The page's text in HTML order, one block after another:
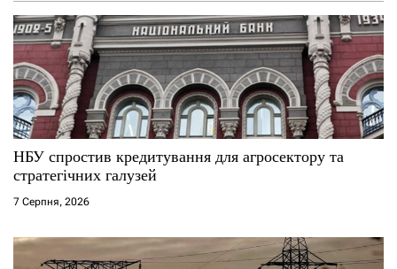
а
п
и
с
і
в
НБУ спростив кредитування для агросектору та
стратегічних галузей
7 Серпня, 2026